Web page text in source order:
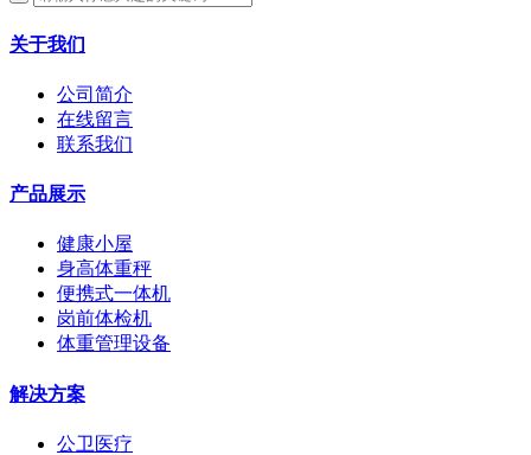
关于我们
公司简介
在线留言
联系我们
产品展示
健康小屋
身高体重秤
便携式一体机
岗前体检机
体重管理设备
解决方案
公卫医疗